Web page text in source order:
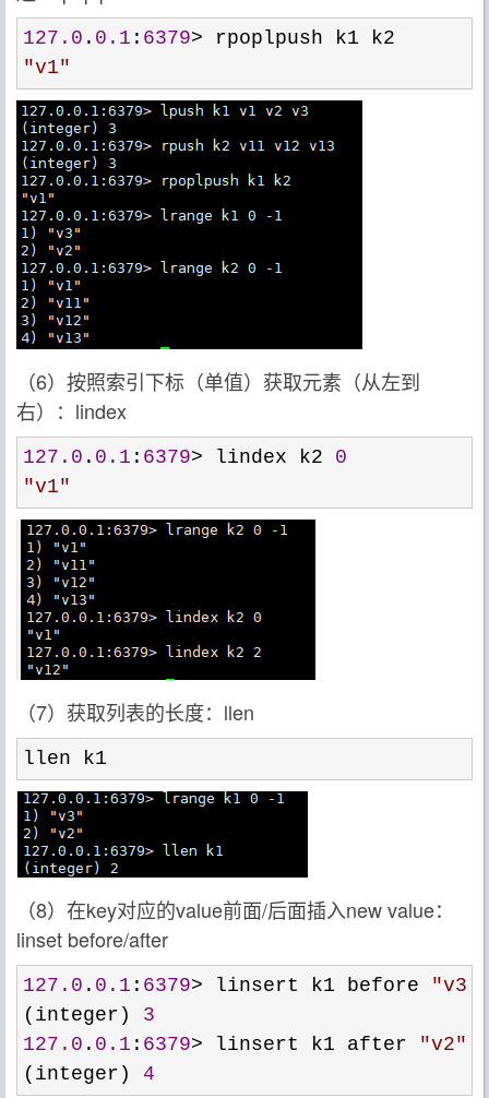
127.0 . 0.1 : 6379>
"v1"
（6）按照索引下标（单值）获取元素（从左到
右）：lindex
127.0 . 0.1 : 6379> lindex k2 0
"v1"
（7）获取列表的长度：llen
llen k1
（8）在key对应的value前面/后面插入new value：
linset before/after
127.0 . 0.1 : 6379> linsert k1 before "v3
(integer) 3
127.0 . 0.1 : 6379> linsert k1 after "v2"
(integer) 4